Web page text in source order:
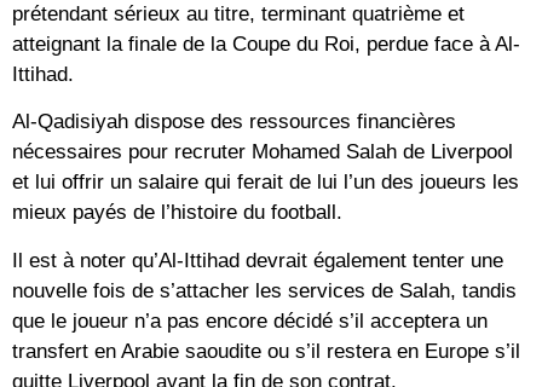
prétendant sérieux au titre, terminant quatrième et
atteignant la finale de la Coupe du Roi, perdue face à Al-
Ittihad.
Al-Qadisiyah dispose des ressources financières
nécessaires pour recruter Mohamed Salah de Liverpool
et lui offrir un salaire qui ferait de lui l’un des joueurs les
mieux payés de l’histoire du football.
Il est à noter qu’Al-Ittihad devrait également tenter une
nouvelle fois de s’attacher les services de Salah, tandis
que le joueur n’a pas encore décidé s’il acceptera un
transfert en Arabie saoudite ou s’il restera en Europe s’il
quitte Liverpool avant la fin de son contrat.